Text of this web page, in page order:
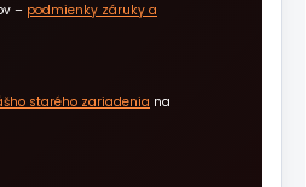
– podmienky záruky a
starého zariadenia na